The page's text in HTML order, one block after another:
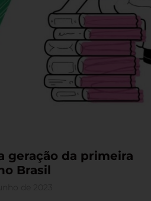
geração da primeira
Brasil